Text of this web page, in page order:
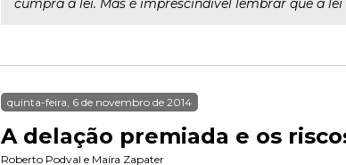
cumpra a lei. Mas é imprescindível lembrar que a
quinta-feira, 6 de novembro de 2014
A delação premiada e os
Roberto Podval e Maíra Zapater